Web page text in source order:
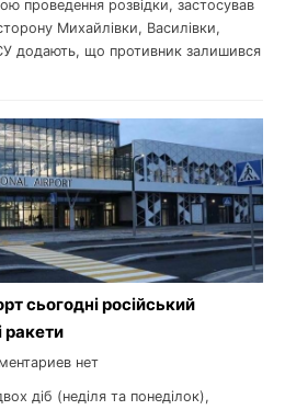
проведення розвідки, застосував
Михайлівки, Василівки,
додають, що противник залишився
сьогодні російський
ракети
нет
діб (неділя та понеділок),